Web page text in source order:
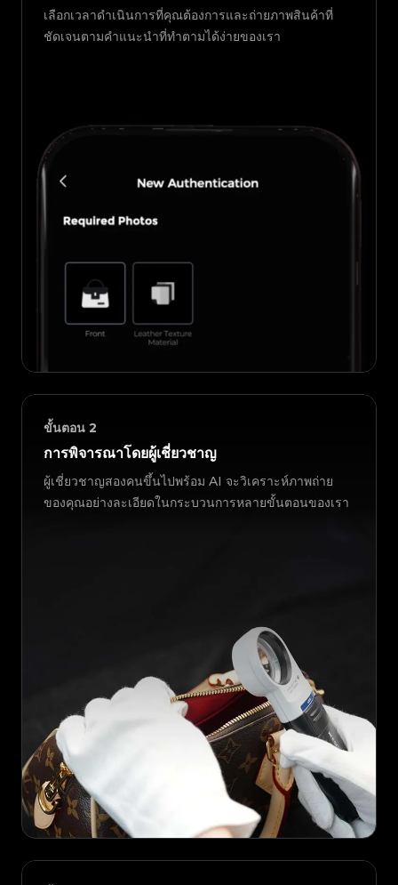
เลือกเวลาดำเนินการที่คุณต้องการและถ่ายภาพสินค้าที่
ชัดเจนตามคำแนะนำที่ทำตามได้ง่ายของเรา
ขั้นตอน 2
การพิจารณาโดยผู้เชี่ยวชาญ
ผู้เชี่ยวชาญสองคนขึ้นไปพร้อม AI จะวิเคราะห์ภาพถ่าย
ของคุณอย่างละเอียดในกระบวนการหลายขั้นตอนของเรา